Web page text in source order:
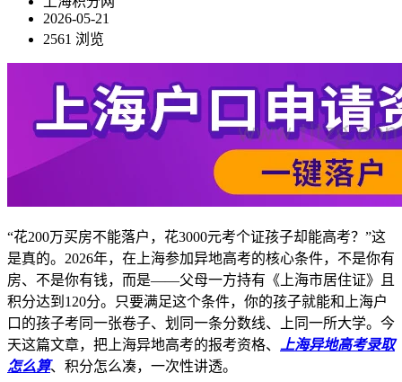
2026-05-21
2561 浏览
“花200万买房不能落户，花3000元考个证孩子却能高考？”这
是真的。2026年，在上海参加异地高考的核心条件，不是你有
房、不是你有钱，而是——父母一方持有《上海市居住证》且
积分达到120分。只要满足这个条件，你的孩子就能和上海户
口的孩子考同一张卷子、划同一条分数线、上同一所大学。今
天这篇文章，把上海异地高考的报考资格、 上海异地高考录取
怎么算、积分怎么凑，一次性讲透。